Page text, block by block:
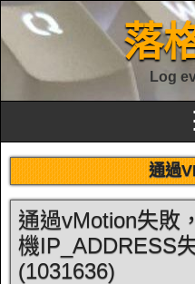
落
Log
通過
通過vMotion失敗
機IP_ADDRESS
(1031636)